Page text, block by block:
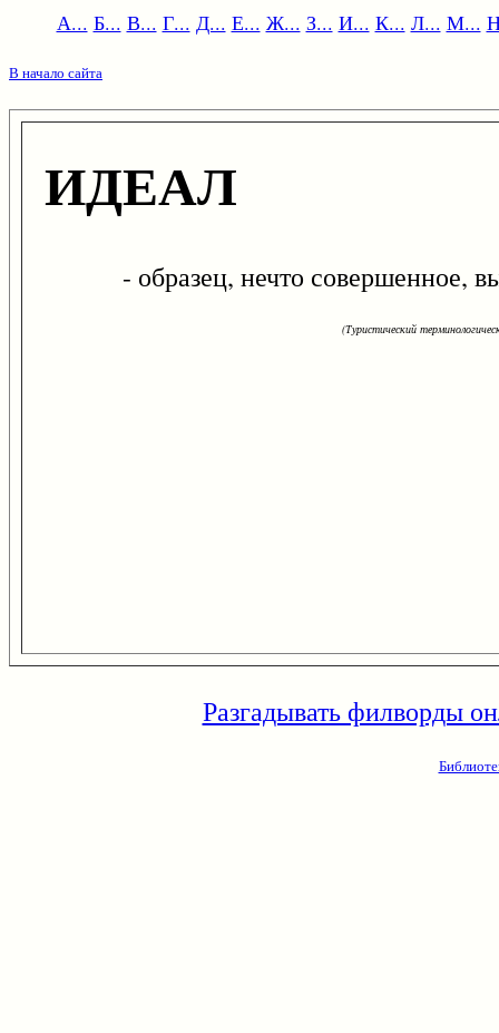
А... Б... В... Г... Д... Е... Ж... З... И... К... Л... М...
В начало сайта
ИДЕАЛ
- образец, нечто совершенное,
(Туристический
Разгадывать филворды